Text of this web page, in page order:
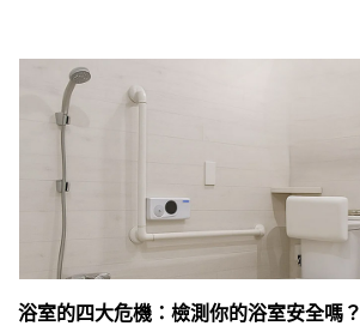
浴室的四大危機：檢測你的浴室安全嗎？